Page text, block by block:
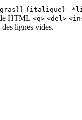
{italique} -
HTML <q> <del>
des lignes vides.